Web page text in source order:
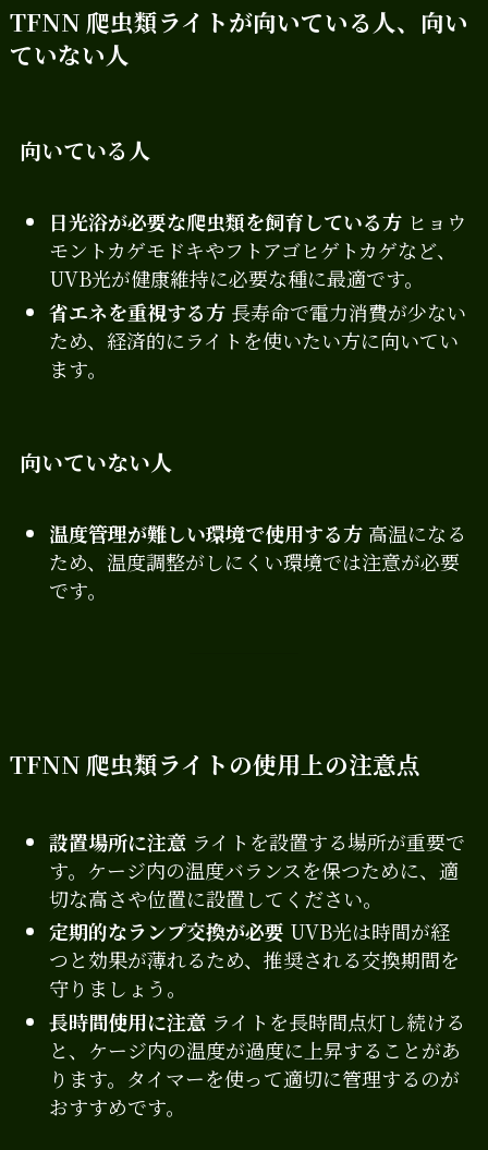
TFNN 爬虫類ライトが向いている人、向い
ていない人
向いている人
日光浴が必要な爬虫類を飼育している方ヒョウ
モントカゲモドキやフトアゴヒゲトカゲなど、
UVB光が健康維持に必要な種に最適です。
省エネを重視する方長寿命で電力消費が少ない
ため、経済的にライトを使いたい方に向いてい
ます。
向いていない人
温度管理が難しい環境で使用する方高温になる
ため、温度調整がしにくい環境では注意が必要
です。
TFNN 爬虫類ライトの使用上の注意点
設置場所に注意ライトを設置する場所が重要で
す。ケージ内の温度バランスを保つために、適
切な高さや位置に設置してください。
定期的なランプ交換が必要 UVB光は時間が経
つと効果が薄れるため、推奨される交換期間を
守りましょう。
長時間使用に注意ライトを長時間点灯し続ける
と、ケージ内の温度が過度に上昇することがあ
ります。タイマーを使って適切に管理するのが
おすすめです。